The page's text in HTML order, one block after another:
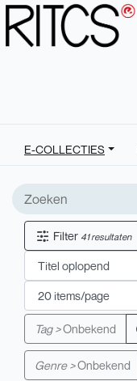
E-COLLECTIES
Filter 41 resultaten
Tag >Onbekend
Genre >Onbekend